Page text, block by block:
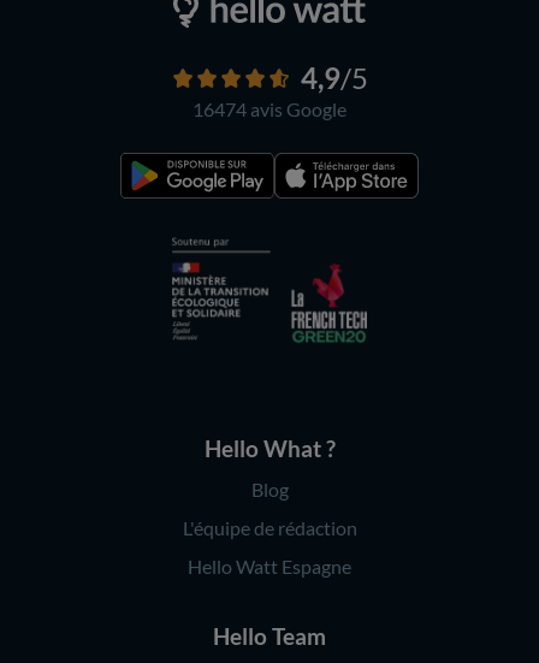
4,9/5
16474 avis Google
Hello What ?
Blog
L'équipe de rédaction
Hello Watt Espagne
Hello Team